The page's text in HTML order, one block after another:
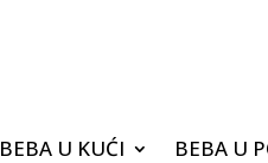
BEBA U KUĆI BEBA U